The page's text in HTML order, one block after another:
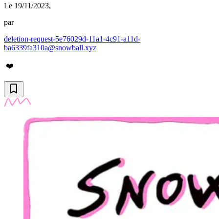
Le 19/11/2023,
par
deletion-request-5e76029d-11a1-4c91-a11d-
ba6339fa310a@snowball.xyz
❤️